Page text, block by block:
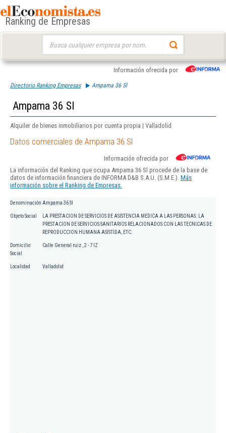
Ranking de Empresas
Información ofrecida por
Directorio Ranking Empresas Ampama 36 Sl
Ampama 36 Sl
Alquiler de bienes inmobiliarios por cuenta propia | Valladolid
Datos comerciales de Ampama 36 Sl
Información ofrecida por
La información del Ranking que ocupa Ampama 36 Sl procede de la base de
datos de información financiera de INFORMA D&B S.A.U. (S.M.E.). Más
información sobre el Ranking de Empresas.
Denominación Ampama 36 Sl
Objeto Social
LA PRESTACION DE SERVICIOS DE ASISTENCIA MEDICA A LAS PERSONAS. LA
PRESTACION DE SERVICIOS SANITARIOS RELACIONADOS CON LAS TECNICAS DE
REPRODUCCION HUMANA ASISTIDA, ETC.
Domicilio
Social
Calle General ruiz , 2 - 7 IZ
Localidad Valladolid